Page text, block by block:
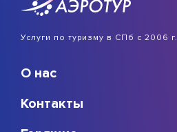
Услуги по туризму в СПб с 2006 г.
О нас
Контакты